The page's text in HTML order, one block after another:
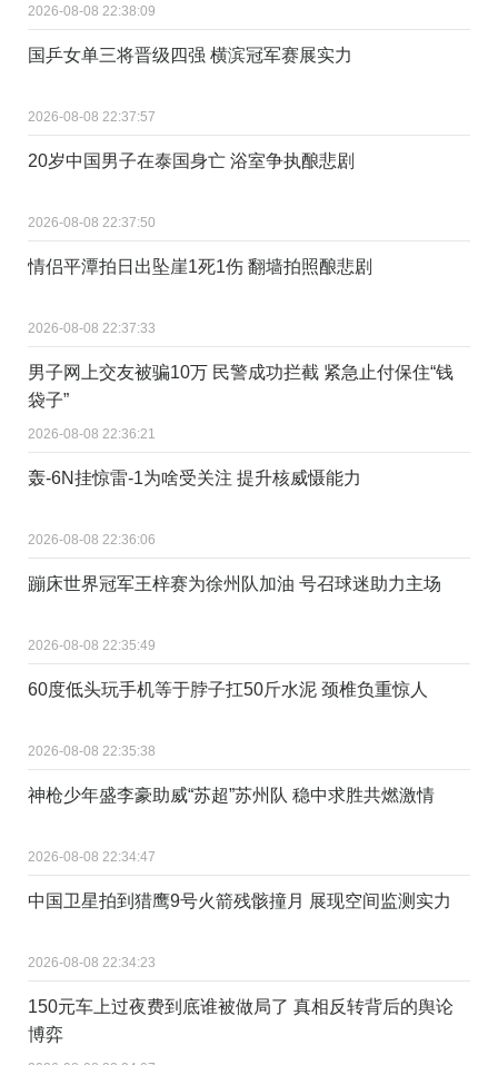
2026-08-08 22:38:09
国乒女单三将晋级四强 横滨冠军赛展实力
2026-08-08 22:37:57
20岁中国男子在泰国身亡 浴室争执酿悲剧
2026-08-08 22:37:50
情侣平潭拍日出坠崖1死1伤 翻墙拍照酿悲剧
2026-08-08 22:37:33
男子网上交友被骗10万 民警成功拦截 紧急止付保住“钱
袋子”
2026-08-08 22:36:21
轰-6N挂惊雷-1为啥受关注 提升核威慑能力
2026-08-08 22:36:06
蹦床世界冠军王梓赛为徐州队加油 号召球迷助力主场
2026-08-08 22:35:49
60度低头玩手机等于脖子扛50斤水泥 颈椎负重惊人
2026-08-08 22:35:38
神枪少年盛李豪助威“苏超”苏州队 稳中求胜共燃激情
2026-08-08 22:34:47
中国卫星拍到猎鹰9号火箭残骸撞月 展现空间监测实力
2026-08-08 22:34:23
150元车上过夜费到底谁被做局了 真相反转背后的舆论
博弈